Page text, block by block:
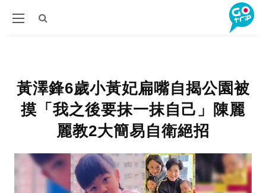
黃澤鋒6歲小黃妃扁嘴自揭公園被
摸「我之後要抹一抹自己」陳麗
麗教2大簡易自衛絕招